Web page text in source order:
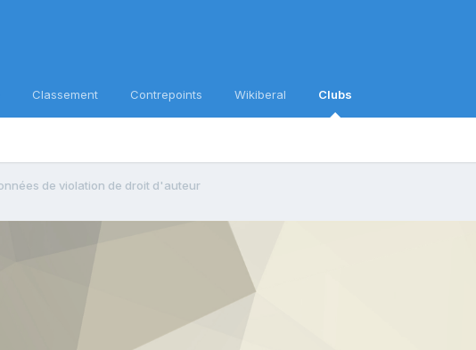
Classement Contrepoints Wikiberal Clubs
de violation de droit d'auteur